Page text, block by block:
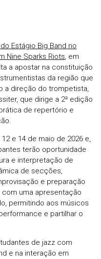
Estágio Big Band no
Nine Sparks Riots, em
a apostar na constituição
da região que
a direção do trompetista,
que dirige a 2ª edição
de repertório e
e 14 de maio de 2026 e,
terão oportunidade
e interpretação de
de secções,
e preparação
uma apresentação
permitindo aos músicos
e partilhar o
de jazz com
e na interação em